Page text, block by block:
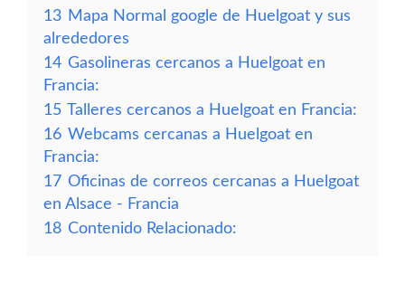
13 Mapa Normal google de Huelgoat y sus
alrededores
14 Gasolineras cercanos a Huelgoat en
Francia:
15 Talleres cercanos a Huelgoat en Francia:
16 Webcams cercanas a Huelgoat en
Francia:
17 Oficinas de correos cercanas a Huelgoat
en Alsace - Francia
18 Contenido Relacionado: